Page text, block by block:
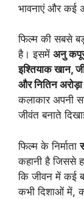
भावनाएं और कई
फिल्म की सबसे
है। इसमें अनु
इश्तियाक खान,
और नितिन अरोड़ा
कलाकार अपनी
जीवंत बनाते
फिल्म के निर्माता
कहानी है जिससे
कि जीवन में कई
कभी दिशाओं में,